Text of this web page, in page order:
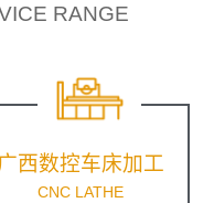
RANGE
西数控车床加工
CNC LATHE